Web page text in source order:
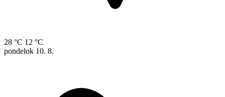
28 °C 12 °C
pondelok 10. 8.